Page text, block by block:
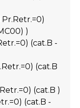
)
(cat.B -
(cat.B
(cat.B )
(cat.B -